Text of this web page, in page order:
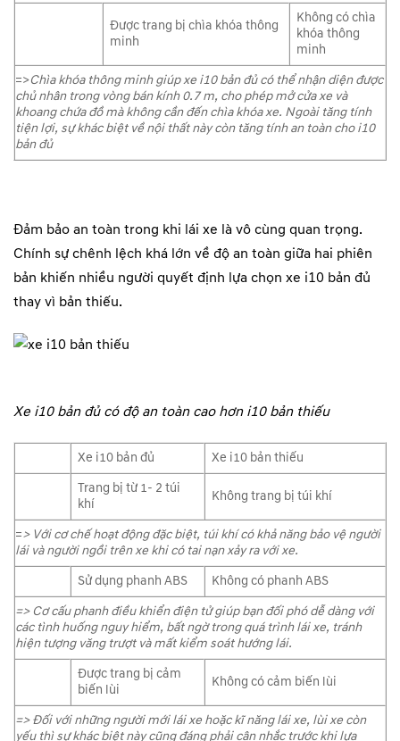
Được trang bị chìa khóa thông
minh
Không có chìa
khóa thông
minh
=>Chìa khóa thông minh giúp xe i10 bản đủ có thể nhận diện được
chủ nhân trong vòng bán kính 0.7 m, cho phép mở cửa xe và
khoang chứa đồ mà không cần đến chìa khóa xe. Ngoài tăng tính
tiện lợi, sự khác biệt về nội thất này còn tăng tính an toàn cho i10
bản đủ
Đảm bảo an toàn trong khi lái xe là vô cùng quan trọng.
Chính sự chênh lệch khá lớn về độ an toàn giữa hai phiên
bản khiến nhiều người quyết định lựa chọn xe i10 bản đủ
thay vì bản thiếu.
Xe i10 bản đủ có độ an toàn cao hơn i10 bản thiếu
Xe i10 bản đủ
Xe i10 bản thiếu
Trang bị từ 1- 2 túi
khí
Không trang bị túi khí
=> Với cơ chế hoạt động đặc biệt, túi khí có khả năng bảo vệ người
lái và người ngồi trên xe khi có tai nạn xảy ra với xe.
Sử dụng phanh ABS
Không có phanh ABS
=> Cơ cấu phanh điều khiển điện tử giúp bạn đối phó dễ dàng với
các tình huống nguy hiểm, bất ngờ trong quá trình lái xe, tránh
hiện tượng văng trượt và mất kiểm soát hướng lái.
Được trang bị cảm
biến lùi
Không có cảm biến lùi
=> Đối với những người mới lái xe hoặc kĩ năng lái xe, lùi xe còn
yếu thì sự khác biệt này cũng đáng phải cân nhắc trước khi lựa